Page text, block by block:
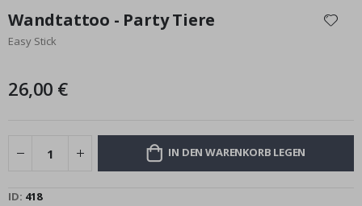
der
Bildgalerie
Wandtattoo - Party Tiere
Easy Stick
26,00 €
IN DEN WARENKORB LEGEN
ID 418